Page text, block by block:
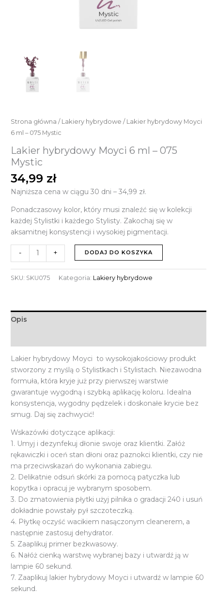
Strona główna / Lakiery hybrydowe / Lakier hybrydowy Moyci
6 ml – 075 Mystic
Lakier hybrydowy Moyci 6 ml – 075
Mystic
34,99 zł
Najniższa cena w ciągu 30 dni – 34,99 zł.
Ponadczasowy kolor, który musi znaleźć się w kolekcji
każdej Stylistki i każdego Stylisty. Zakochaj się w
aksamitnej konsystencji i wysokiej pigmentacji.
- + DODAJ DO KOSZYKA
SKU: SKU075 Kategoria: Lakiery hybrydowe
Opis
Lakier hybrydowy Moyci to wysokojakościowy produkt
stworzony z myślą o Stylistkach i Stylistach. Niezawodna
formuła, która kryje już przy pierwszej warstwie
gwarantuje wygodną i szybką aplikację koloru. Idealna
konsystencja, wygodny pędzelek i doskonałe krycie bez
smug. Daj się zachwycić!
Wskazówki dotyczące aplikacji:
1. Umyj i dezynfekuj dłonie swoje oraz klientki. Załóż
rękawiczki i oceń stan dłoni oraz paznokci klientki, czy nie
ma przeciwskazań do wykonania zabiegu.
2. Delikatnie odsuń skórki za pomocą patyczka lub
kopytka i opracuj je wybranym sposobem.
3. Do zmatowienia płytki użyj pilnika o gradacji 240 i usuń
dokładnie powstały pył szczoteczką.
4. Płytkę oczyść wacikiem nasączonym cleanerem, a
następnie zastosuj dehydrator.
5. Zaaplikuj primer bezkwasowy.
6. Nałóż cienką warstwę wybranej bazy i utwardź ją w
lampie 60 sekund.
7. Zaaplikuj lakier hybrydowy Moyci i utwardź w lampie 60
sekund.